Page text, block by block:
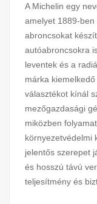
A Michelin egy
amelyet 1889-
abroncsokat
autóabroncsokra
leventek és a
márka
választékot kínál
mezőgazdasági
miközben
környezetvédelmi
jelentős szerepet
és hosszú távú
teljesítmény és